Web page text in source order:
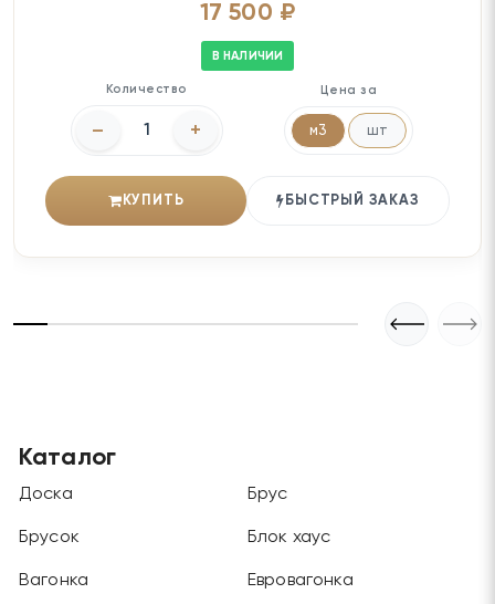
17 500 ₽
В НАЛИЧИИ
Количество
– +
Цена за
м3 шт
КУПИТЬ БЫСТРЫЙ ЗАКАЗ
Каталог
Доска Брус
Брусок Блок хаус
Вагонка Евровагонка